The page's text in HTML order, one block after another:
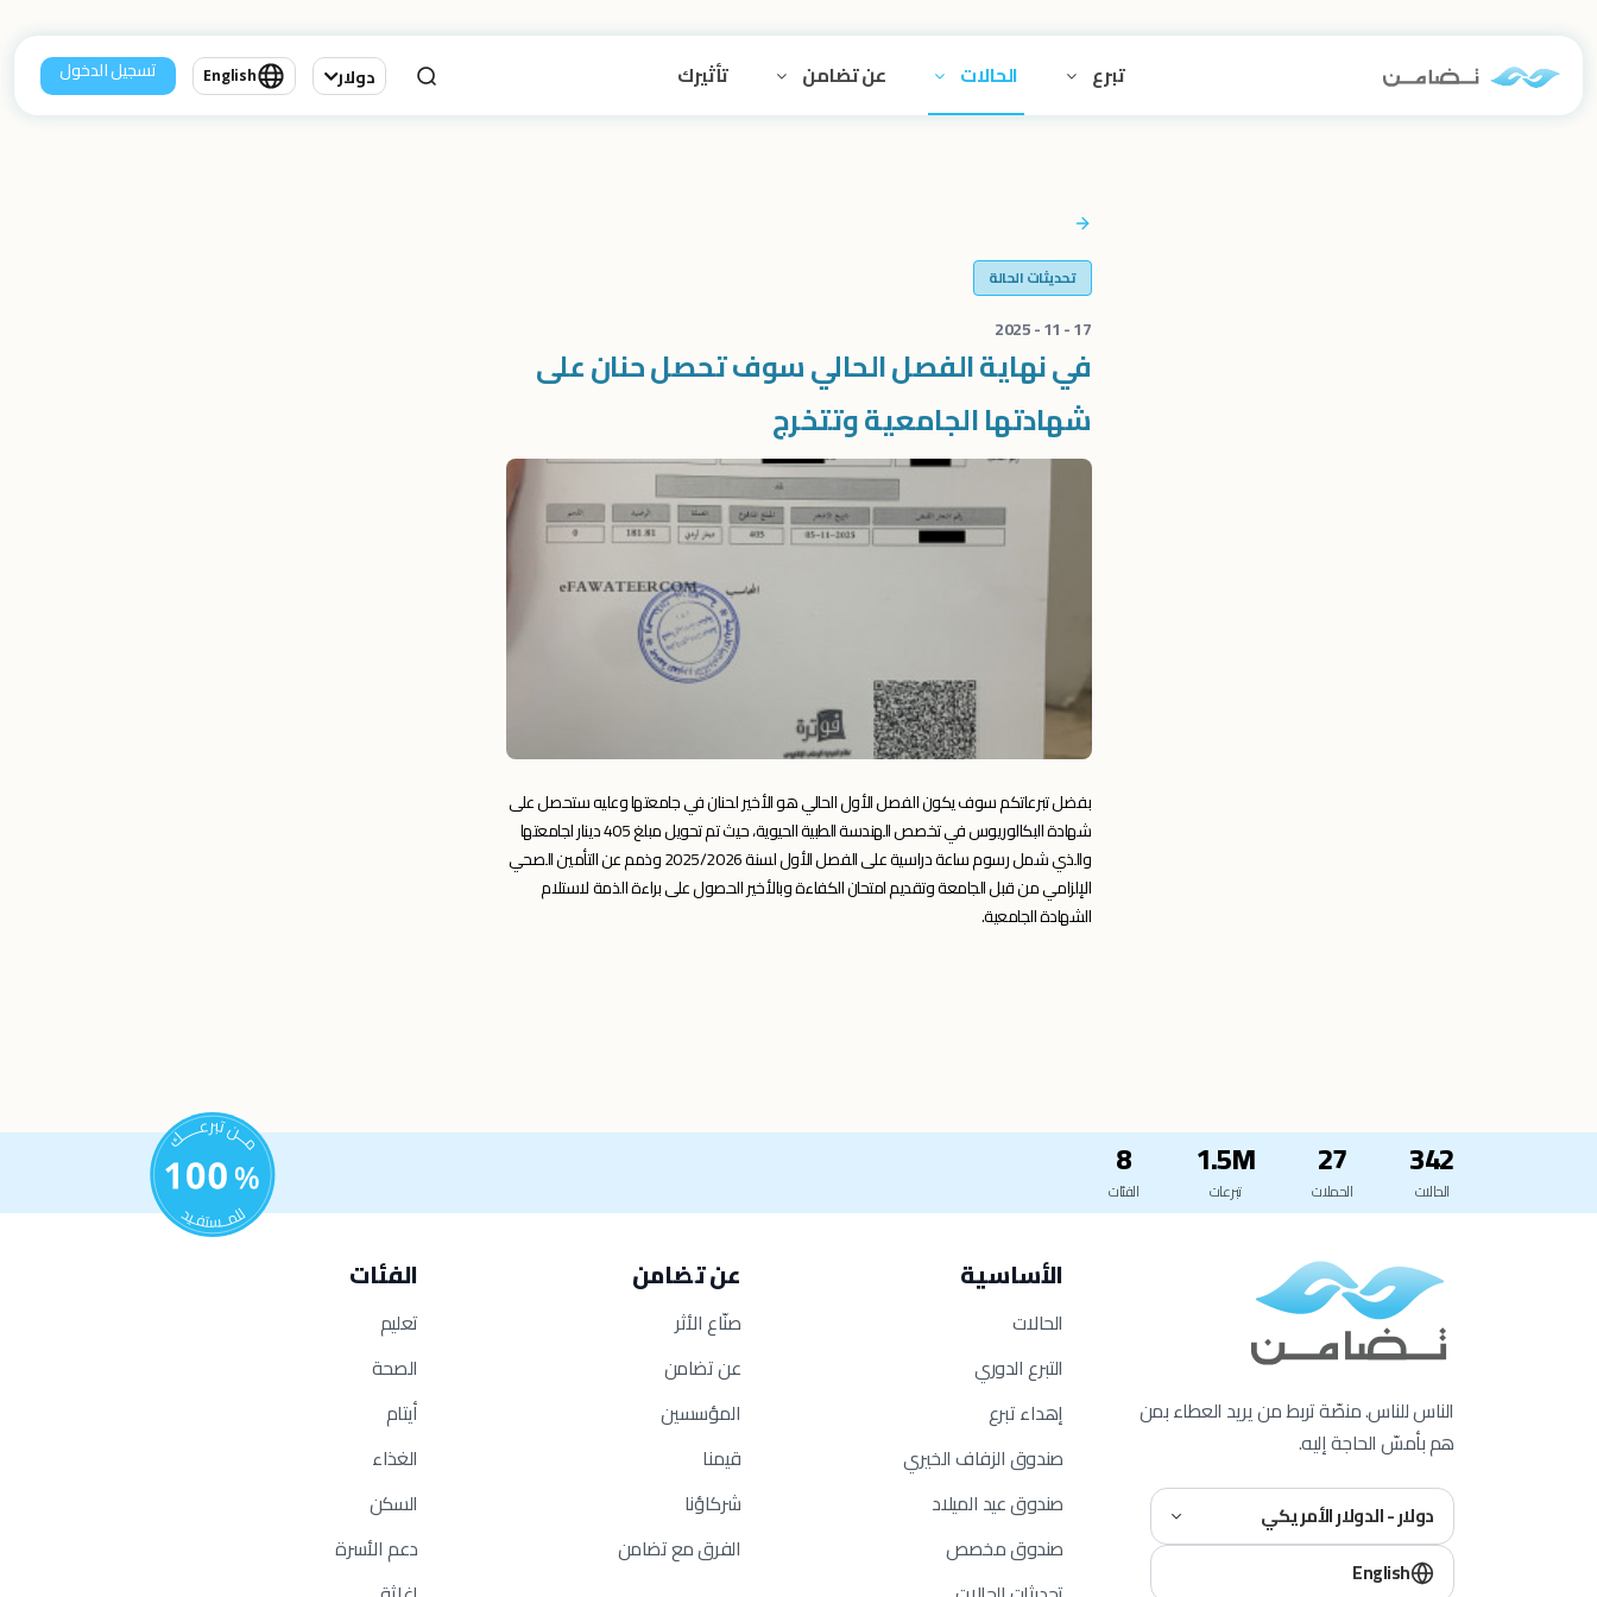
تبرع الحالات عن تضامن تأثيرك دولار English تسجيل الدخول
تحديثات الحالة
17 - 11 - 2025
في نهاية الفصل الحالي سوف تحصل حنان على
شهادتها الجامعية وتتخرج
بفضل تبرعاتكم سوف يكون الفصل الأول الحالي هو الأخير لحنان في جامعتها وعليه ستحصل على
شهادة البكالوريوس في تخصص الهندسة الطبية الحيوية، حيث تم تحويل مبلغ 405 دينار لجامعتها
والذي شمل
رسوم ساعة دراسية على الفصل الأول لسنة 2025/2026 وذمم عن التأمين الصحي
الإلزامي من قبل الجامعة وتقديم امتحان الكفاءة وبالأخير الحصول على براءة الذمة لاستلام
الشهادة الجامعية.
342
الحالات
27
الحملات
1.5M
تبرعات
8
الفئات
الناس للناس. منصّة تربط من يريد العطاء بمن
هم بأمسّ الحاجة إليه.
دولار - الدولار الأمريكي
English
الأساسية
الحالات
التبرع الدوري
إهداء تبرع
صندوق الزفاف الخيري
صندوق عيد الميلاد
صندوق مخصص
عن تضامن
صنّاع الأثر
عن تضامن
المؤسسين
قيمنا
شركاؤنا
الفرق مع تضامن
الفئات
تعليم
الصحة
أيتام
الغذاء
السكن
دعم الأسرة